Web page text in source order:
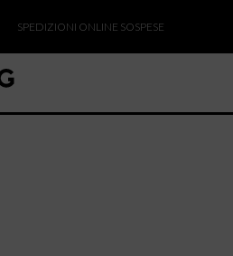
SPEDIZIONI ONLINE SOSPESE